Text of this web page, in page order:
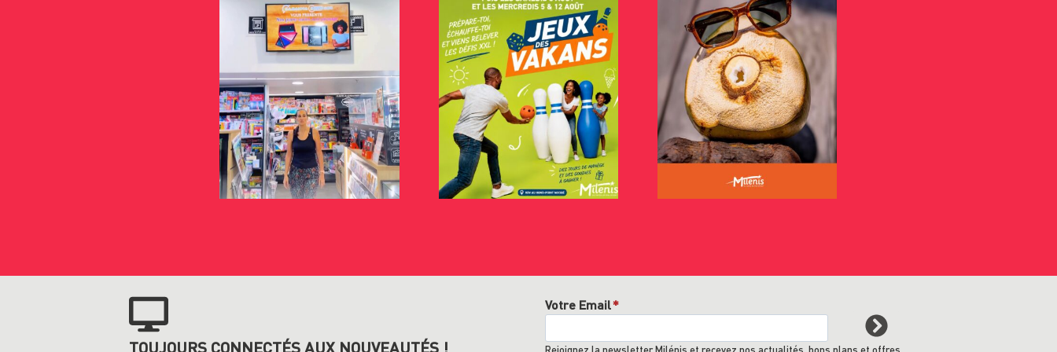
TOUJOURS CONNECTÉS AUX NOUVEAUTÉS !
Votre Email*
Rejoignez la newsletter Milénis et recevez nos actualités, bons plans et offres